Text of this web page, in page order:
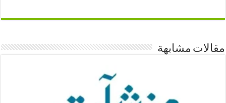
مقالات مشابهة